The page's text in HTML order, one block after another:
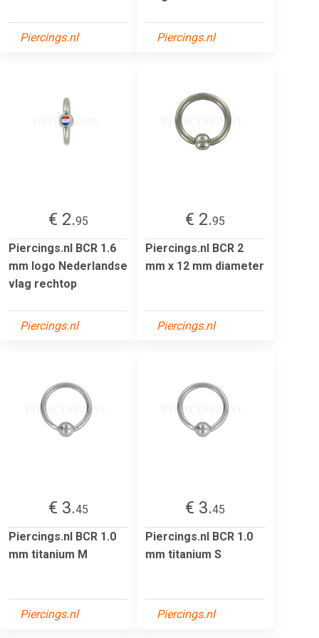
Piercings.nl Piercings.nl
€ 2.95
Piercings.nl BCR 1.6
mm logo Nederlandse
vlag rechtop
Piercings.nl
€ 2.95
Piercings.nl BCR 2
mm x 12 mm diameter
Piercings.nl
€ 3.45
Piercings.nl BCR 1.0
mm titanium M
Piercings.nl
€ 3.45
Piercings.nl BCR 1.0
mm titanium S
Piercings.nl